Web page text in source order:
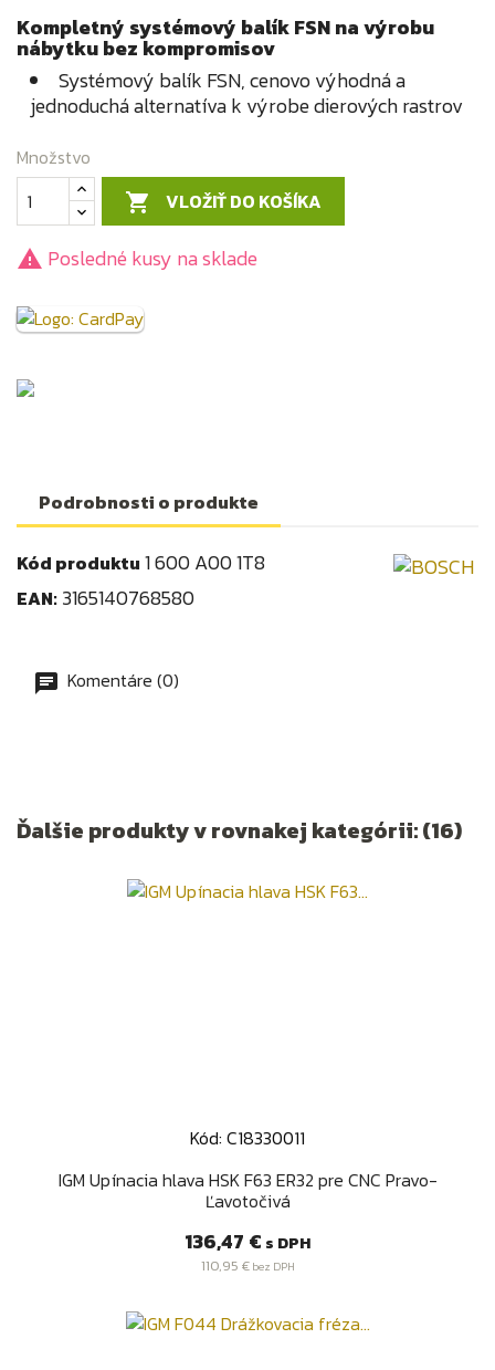
Kompletný systémový balík FSN na výrobu
nábytku bez kompromisov
Systémový balík FSN, cenovo výhodná a
jednoduchá alternatíva k výrobe dierových rastrov
Množstvo

VLOŽIŤ DO KOŠÍKA
 Posledné kusy na sklade
Podrobnosti o produkte
Kód produktu 1 600 A00 1T8
EAN: 3165140768580
Komentáre (0)
Ďalšie produkty v rovnakej kategórii: (16)
Kód: C18330011
IGM Upínacia hlava HSK F63 ER32 pre CNC Pravo-
Ľavotočivá
Cena
136,47 € s DPH
110,95 €bez DPH